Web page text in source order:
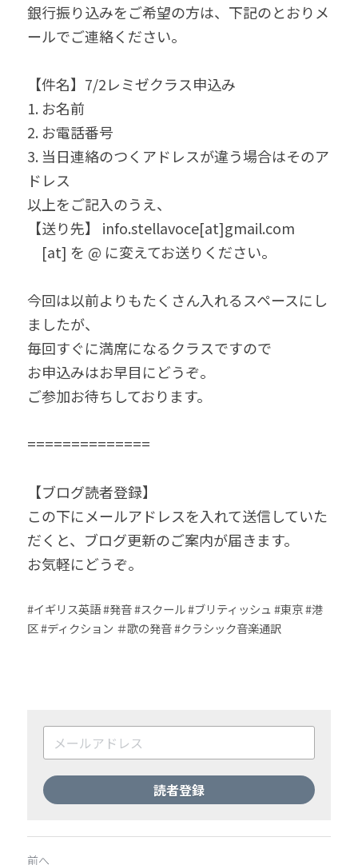
銀行振り込みをご希望の方は、下記のとおりメ
ールでご連絡ください。
【件名】7/2レミゼクラス申込み
1. お名前
2. お電話番号
3. 当日連絡のつくアドレスが違う場合はそのア
ドレス
以上をご記入のうえ、
【送り先】 info.stellavoce[at]gmail.com
[at] を @ に変えてお送りください。
今回は以前よりもたくさん入れるスペースにし
ましたが、
毎回すぐに満席になるクラスですので
お申込みはお早目にどうぞ。
ご参加お待ちしております。
==============
【ブログ読者登録】
この下にメールアドレスを入れて送信していた
だくと、ブログ更新のご案内が届きます。
お気軽にどうぞ。
#イギリス英語 #発音 #スクール #ブリティッシュ #東京 #港
区 #ディクション ＃歌の発音 #クラシック音楽通訳
読者登録
前へ